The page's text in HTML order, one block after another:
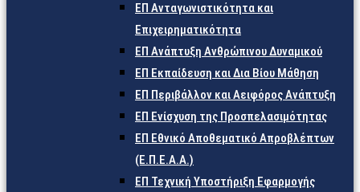
ΕΠ Ανταγωνιστικότητα και
Επιχειρηματικότητα
ΕΠ Ανάπτυξη Ανθρώπινου Δυναμικού
ΕΠ Εκπαίδευση και Δια Βίου Μάθηση
ΕΠ Περιβάλλον και Αειφόρος Ανάπτυξη
ΕΠ Ενίσχυση της Προσπελασιμότητας
ΕΠ Εθνικό Αποθεματικό Απροβλέπτων
(Ε.Π.Ε.Α.Α.)
ΕΠ Τεχνική Υποστήριξη Εφαρμογής